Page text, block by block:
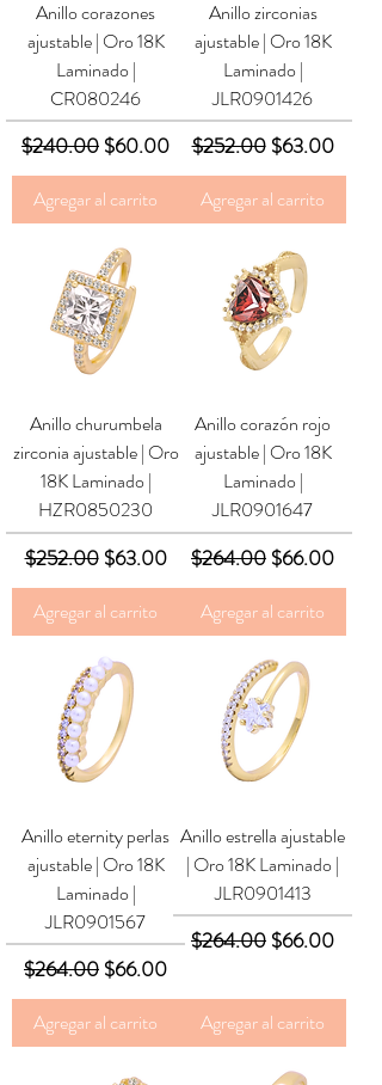
Anillo corazones
ajustable | Oro 18K
Laminado |
CR080246
Precio
$240.00 Precio de oferta
$60.00
Agregar al carrito
Anillo zirconias
ajustable | Oro 18K
Laminado |
JLR0901426
Precio
$252.00 Precio de oferta
$63.00
Agregar al carrito
Anillo churumbela
zirconia ajustable | Oro
18K Laminado |
HZR0850230
Precio
$252.00 Precio de oferta
$63.00
Agregar al carrito
Anillo corazón rojo
ajustable | Oro 18K
Laminado |
JLR0901647
Precio
$264.00 Precio de oferta
$66.00
Agregar al carrito
Anillo eternity perlas
ajustable | Oro 18K
Laminado |
JLR0901567
Precio
$264.00 Precio de oferta
$66.00
Agregar al carrito
Anillo estrella ajustable
| Oro 18K Laminado |
JLR0901413
Precio
$264.00 Precio de oferta
$66.00
Agregar al carrito